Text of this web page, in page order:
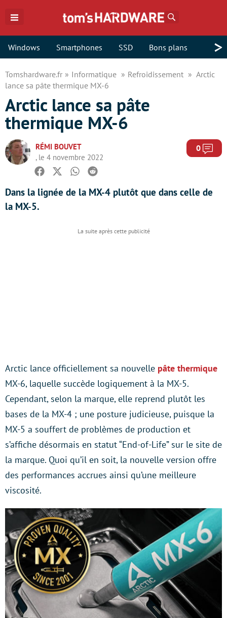
Windows Smartphones SSD Bons plans >
Tomshardware.fr Informatique Refroidissement
Arctic
lance sa pâte thermique MX-6
Arctic lance sa pâte
thermique MX-6
RÉMI BOUVET
, le 4 novembre 2022
0
Facebook
TwitterWhatsapp
Reddit
Dans la lignée de la MX-4 plutôt que dans celle de
la MX-5.
Arctic lance officiellement sa nouvelle pâte thermique
MX-6, laquelle succède logiquement à la MX-5.
Cependant, selon la marque, elle reprend plutôt les
bases de la MX-4 ; une posture judicieuse, puisque la
MX-5 a souffert de problèmes de production et
s’affiche désormais en statut “End-of-Life” sur le site de
la marque. Quoi qu’il en soit, la nouvelle version offre
des performances accrues ainsi qu’une meilleure
viscosité.